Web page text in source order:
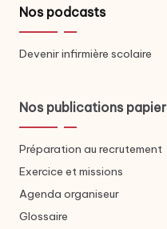
Nos podcasts
Devenir infirmière scolaire
Nos publications papier
Préparation au recrutement
Exercice et missions
Agenda organiseur
Glossaire